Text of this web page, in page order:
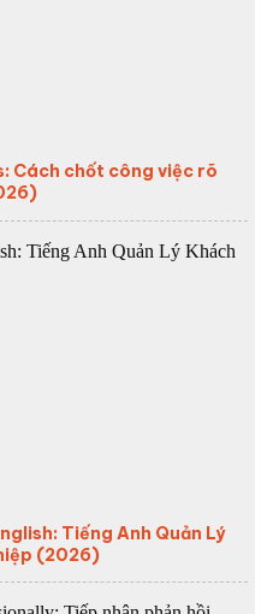
Cách chốt công việc rõ
Tiếng Anh Quản Lý
(2026)